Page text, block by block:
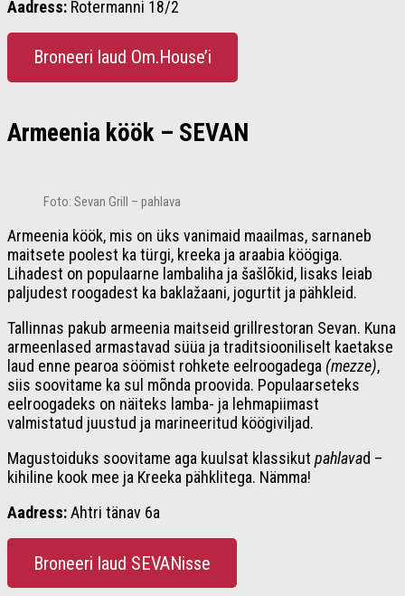
Aadress: Rotermanni 18/2
Broneeri laud Om.House’i
Armeenia köök – SEVAN
Foto: Sevan Grill – pahlava
Armeenia köök, mis on üks vanimaid maailmas, sarnaneb
maitsete poolest ka türgi, kreeka ja araabia köögiga.
Lihadest on populaarne lambaliha ja šašlõkid, lisaks leiab
paljudest roogadest ka baklažaani, jogurtit ja pähkleid.
Tallinnas pakub armeenia maitseid grillrestoran Sevan. Kuna
armeenlased armastavad süüa ja traditsiooniliselt kaetakse
laud enne pearoa söömist rohkete eelroogadega (mezze),
siis soovitame ka sul mõnda proovida. Populaarseteks
eelroogadeks on näiteks lamba- ja lehmapiimast
valmistatud juustud ja marineeritud köögiviljad.
Magustoiduks soovitame aga kuulsat klassikut pahlavad –
kihiline kook mee ja Kreeka pähklitega. Nämma!
Aadress:Ahtri tänav 6a
Broneeri laud SEVANisse